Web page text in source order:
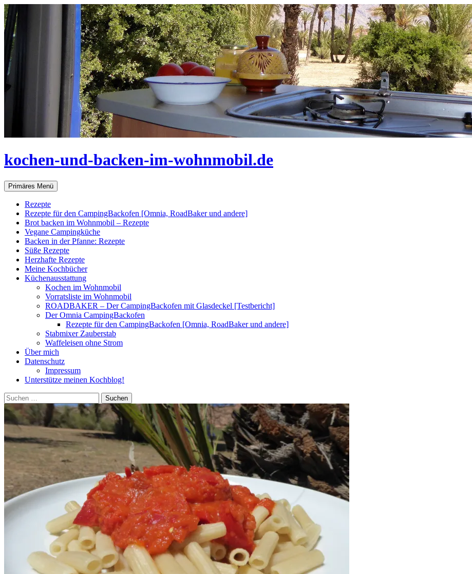
Zum
Inhalt
springen
kochen-und-backen-im-wohnmobil.de
Suchen
Primäres Menü
Rezepte
Rezepte für den CampingBackofen [Omnia, RoadBaker und andere]
Brot backen im Wohnmobil – Rezepte
Vegane Campingküche
Backen in der Pfanne: Rezepte
Süße Rezepte
Herzhafte Rezepte
Meine Kochbücher
Küchenausstattung
Kochen im Wohnmobil
Vorratsliste im Wohnmobil
ROADBAKER – Der CampingBackofen mit Glasdeckel [Testbericht]
Der Omnia CampingBackofen
Rezepte für den CampingBackofen [Omnia, RoadBaker und andere]
Stabmixer Zauberstab
Waffeleisen ohne Strom
Über mich
Datenschutz
Impressum
Unterstütze meinen Kochblog!
Suchen
nach: